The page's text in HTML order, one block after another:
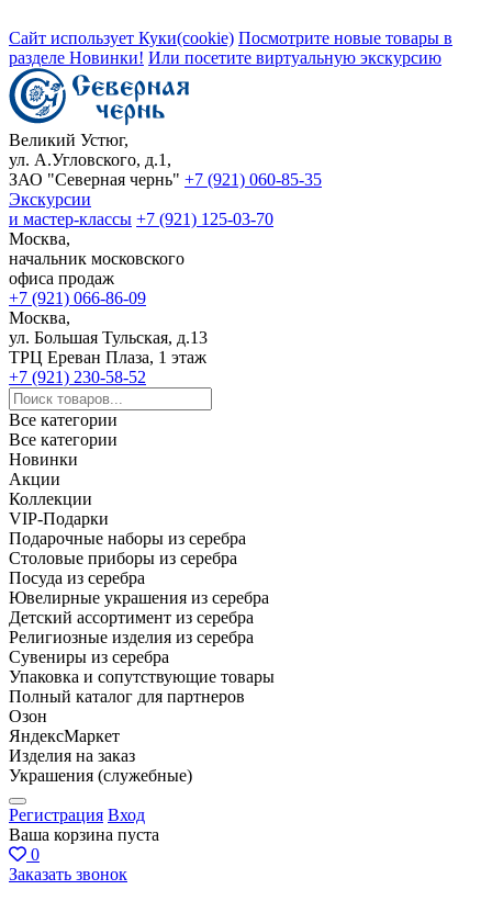
Сайт использует Куки(cookie) Посмотрите новые товары в
разделе Новинки! Или посетите виртуальную экскурсию
Великий Устюг,
ул. А.Угловского, д.1,
ЗАО "Северная чернь" +7 (921) 060-85-35
Экскурсии
и мастер-классы +7 (921) 125-03-70
Москва,
начальник московского
офиса продаж
+7 (921) 066-86-09
Москва,
ул. Большая Тульская, д.13
ТРЦ Ереван Плаза, 1 этаж
+7 (921) 230-58-52
Все категории
Все категории
Новинки
Акции
Коллекции
VIP-Подарки
Подарочные наборы из серебра
Столовые приборы из серебра
Посуда из серебра
Ювелирные украшения из серебра
Детский ассортимент из серебра
Религиозные изделия из серебра
Сувениры из серебра
Упаковка и сопутствующие товары
Полный каталог для партнеров
Озон
ЯндексМаркет
Изделия на заказ
Украшения (служебные)
Регистрация Вход
Ваша корзина пуста
0
Заказать звонок